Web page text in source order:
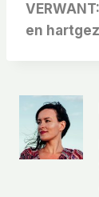
VERWANT:
en